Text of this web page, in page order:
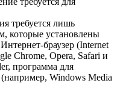
требуется лишь
которые установлены
браузер (Internet
Chrome, Opera, Safari и
программа для
Windows Media